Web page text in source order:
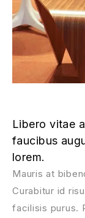
Libero vitae
faucibus
lorem.
Mauris at
Curabitur id
facilisis purus.